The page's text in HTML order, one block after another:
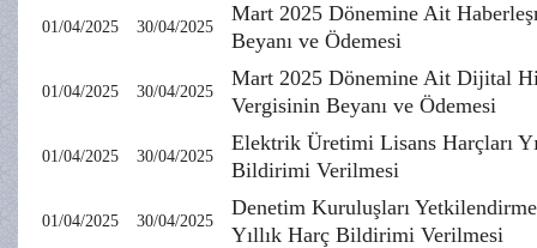
01/04/2025 30/04/2025
Mart 2025 Dönemine Ait
Beyanı ve Ödemesi
01/04/2025 30/04/2025
Mart 2025 Dönemine Ait Dijital
Vergisinin Beyanı ve Ödemesi
01/04/2025 30/04/2025
Elektrik Üretimi Lisans Harçları
Bildirimi Verilmesi
01/04/2025 30/04/2025
Denetim Kuruluşları
Yıllık Harç Bildirimi Verilmesi